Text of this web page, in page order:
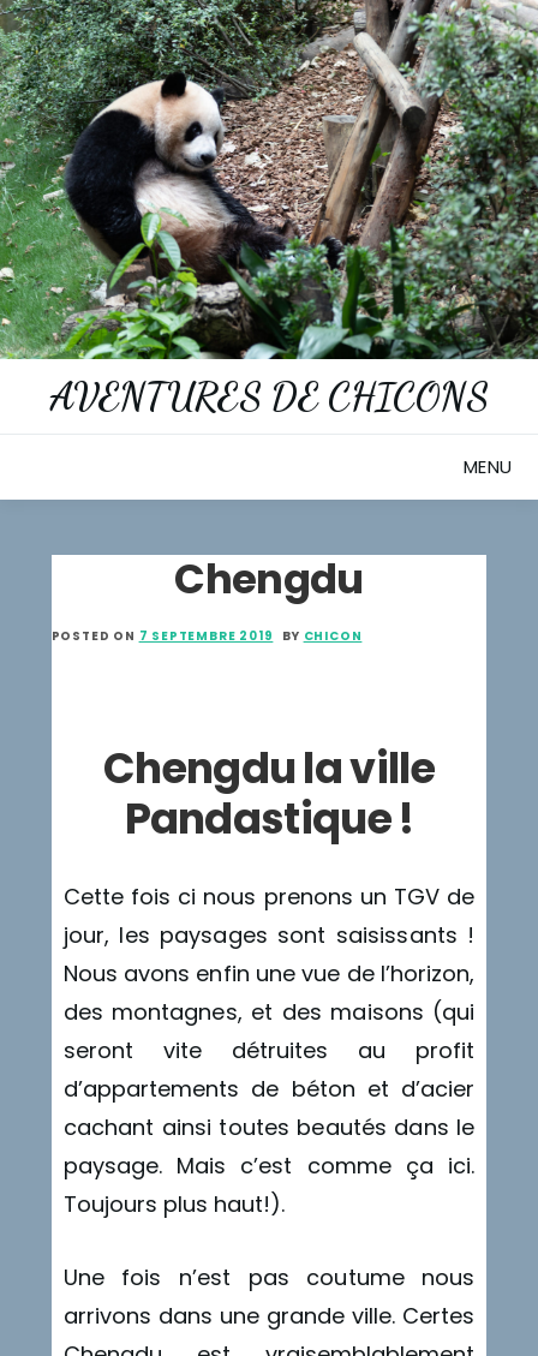
Skip
to
content
AVENTURES DE CHICONS
MENU
Chengdu
POSTED ON 7 SEPTEMBRE 2019 BY CHICON
Chengdu la ville
Pandastique !
Cette fois ci nous prenons un TGV de
jour, les paysages sont saisissants !
Nous avons enfin une vue de l’horizon,
des montagnes, et des maisons (qui
seront vite détruites au profit
d’appartements de béton et d’acier
cachant ainsi toutes beautés dans le
paysage. Mais c’est comme ça ici.
Toujours plus haut!).
Une fois n’est pas coutume nous
arrivons dans une grande ville. Certes